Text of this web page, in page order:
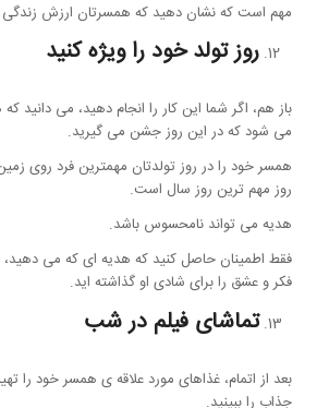
مهم است که نشان دهید که همسرتان ارزش زندگی
روز تولد خود را ویژه کنید
باز هم، اگر شما این کار را انجام دهید، می
می شود که در این روز جشن می گیرید.
همسر خود را در روز تولدتان مهمترین فرد روی
روز مهم ترین روز سال است.
هدیه می تواند نامحسوس باشد.
فقط اطمینان حاصل کنید که هدیه ای که می
فکر و عشق را برای شادی او گذاشته اید.
تماشای فیلم در شب
بعد از اتمام، غذاهای مورد علاقه ی همسر خود را
جذاب را ببینید.